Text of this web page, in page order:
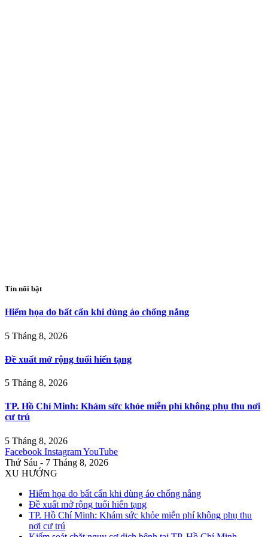
Tin nổi bật
Hiểm họa do bất cẩn khi dùng áo chống nắng
5 Tháng 8, 2026
Đề xuất mở rộng tuổi hiến tạng
5 Tháng 8, 2026
TP. Hồ Chí Minh: Khám sức khỏe miễn phí không phụ thu nơi
cư trú
5 Tháng 8, 2026
Facebook InstagramYouTube
Thứ Sáu - 7 Tháng 8, 2026
XU HƯỚNG
Hiểm họa do bất cẩn khi dùng áo chống nắng
Đề xuất mở rộng tuổi hiến tạng
TP. Hồ Chí Minh: Khám sức khỏe miễn phí không phụ thu
nơi cư trú